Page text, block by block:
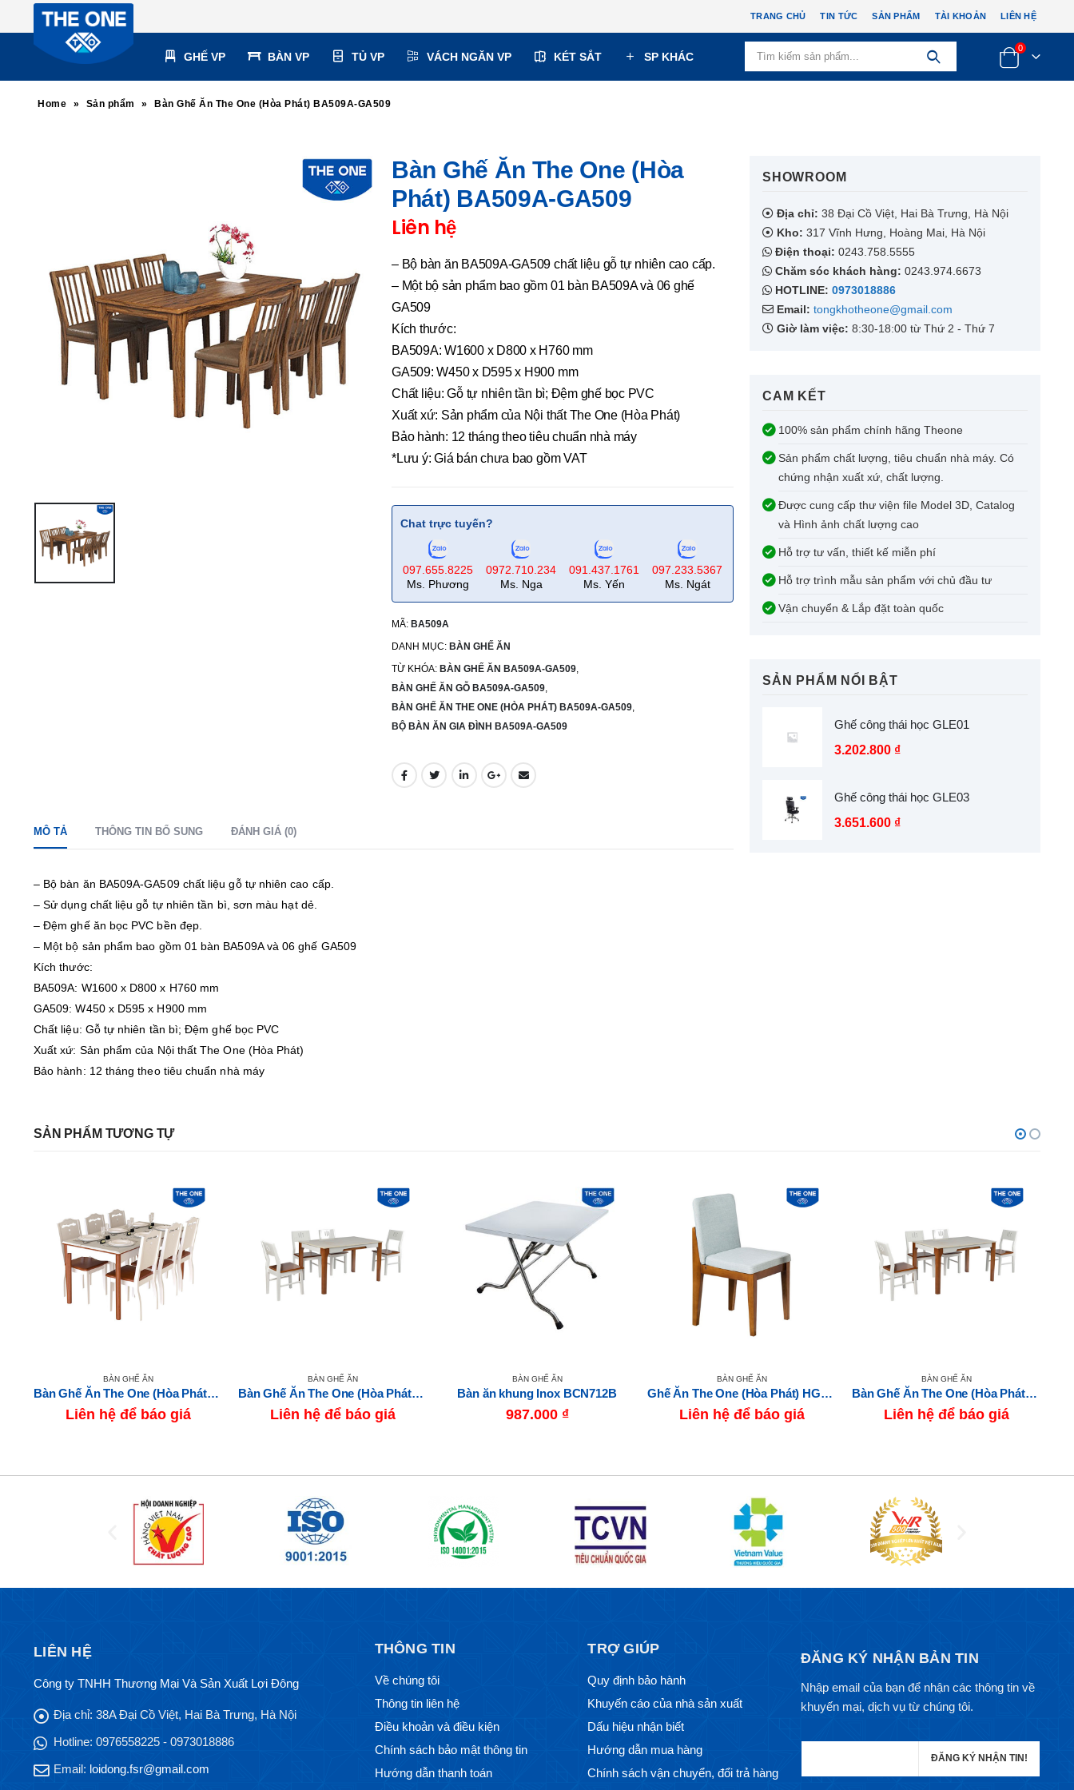
TRANG CHỦ TIN TỨC SẢN PHẨM TÀI KHOẢN LIÊN HỆ
GHẾ VP BÀN VP TỦ VP VÁCH NGĂN VP KÉT SẮT SP KHÁC
0
Home » Sản phẩm » Bàn Ghế Ăn The One (Hòa Phát) BA509A-GA509
Bàn Ghế Ăn The One (Hòa
Phát) BA509A-GA509
Liên hệ
– Bộ bàn ăn BA509A-GA509 chất liệu gỗ tự nhiên cao cấp.
– Một bộ sản phẩm bao gồm 01 bàn BA509A và 06 ghế
GA509
Kích thước:
BA509A: W1600 x D800 x H760 mm
GA509: W450 x D595 x H900 mm
Chất liệu: Gỗ tự nhiên tần bì; Đệm ghế bọc PVC
Xuất xứ: Sản phẩm của Nội thất The One (Hòa Phát)
Bảo hành: 12 tháng theo tiêu chuẩn nhà máy
*Lưu ý: Giá bán chưa bao gồm VAT
Chat trực tuyến?
097.655.8225
Ms. Phương
0972.710.234
Ms. Nga
091.437.1761
Ms. Yến
097.233.5367
Ms. Ngát
MÃ: BA509A
DANH MỤC: BÀN GHẾ ĂN
TỪ KHÓA: BÀN GHẾ ĂN BA509A-GA509
BÀN GHẾ ĂN GỖ BA509A-GA509
BÀN GHẾ ĂN THE ONE (HÒA PHÁT) BA509A-GA509
BỘ BÀN ĂN GIA ĐÌNH BA509A-GA509
MÔ TẢ THÔNG TIN BỔ SUNG ĐÁNH GIÁ (0)
– Bộ bàn ăn BA509A-GA509 chất liệu gỗ tự nhiên cao cấp.
– Sử dụng chất liệu gỗ tự nhiên tần bì, sơn màu hạt dẻ.
– Đệm ghế ăn bọc PVC bền đẹp.
– Một bộ sản phẩm bao gồm 01 bàn BA509A và 06 ghế GA509
Kích thước:
BA509A: W1600 x D800 x H760 mm
GA509: W450 x D595 x H900 mm
Chất liệu: Gỗ tự nhiên tần bì; Đệm ghế bọc PVC
Xuất xứ: Sản phẩm của Nội thất The One (Hòa Phát)
Bảo hành: 12 tháng theo tiêu chuẩn nhà máy
SHOWROOM​
Địa chỉ: 38 Đại Cồ Việt, Hai Bà Trưng, Hà Nội
Kho: 317 Vĩnh Hưng, Hoàng Mai, Hà Nội
Điện thoại: 0243.758.5555
Chăm sóc khách hàng: 0243.974.6673
HOTLINE: 0973018886
Email: tongkhotheone@gmail.com
Giờ làm việc: 8:30-18:00 từ Thứ 2 - Thứ 7
CAM KẾT​
100% sản phẩm chính hãng Theone
Sản phẩm chất lượng, tiêu chuẩn nhà máy. Có
chứng nhận xuất xứ, chất lượng.
Được cung cấp thư viện file Model 3D, Catalog
và Hình ảnh chất lượng cao
Hỗ trợ tư vấn, thiết kế miễn phí
Hỗ trợ trình mẫu sản phẩm với chủ đầu tư
Vận chuyển & Lắp đặt toàn quốc
SẢN PHẨM NỔI BẬT
Ghế công thái học GLE01
3.202.800 ₫
Ghế công thái học GLE03
3.651.600 ₫
SẢN PHẨM TƯƠNG TỰ
BÀN GHẾ ĂN
Bàn Ghế Ăn The One (Hòa Phát) HGB70A-HGG70
Liên hệ để báo giá
BÀN GHẾ ĂN
Bàn Ghế Ăn The One (Hòa Phát) HGB67B-HGG67
Liên hệ để báo giá
BÀN GHẾ ĂN
Bàn ăn khung Inox BCN712B
987.000 ₫
BÀN GHẾ ĂN
Ghế Ăn The One (Hòa Phát) HGG62
Liên hệ để báo giá
BÀN GHẾ ĂN
Bàn Ghế Ăn The One (Hòa Phát) HGB67A-HGG67
Liên hệ để báo giá
LIÊN HỆ
Công ty TNHH Thương Mại Và Sản Xuất Lợi Đông
Địa chỉ: 38A Đại Cồ Việt, Hai Bà Trưng, Hà Nội
Hotline: 0976558225 - 0973018886
Email: loidong.fsr@gmail.com
THÔNG TIN
Về chúng tôi
Thông tin liên hệ
Điều khoản và điều kiện
Chính sách bảo mật thông tin
Hướng dẫn thanh toán
TRỢ GIÚP
Quy định bảo hành
Khuyến cáo của nhà sản xuất
Dấu hiệu nhận biết
Hướng dẫn mua hàng
Chính sách vận chuyển, đổi trả hàng
ĐĂNG KÝ NHẬN BẢN TIN
Nhập email của bạn để nhận các thông tin về
khuyến mại, dịch vụ từ chúng tôi.